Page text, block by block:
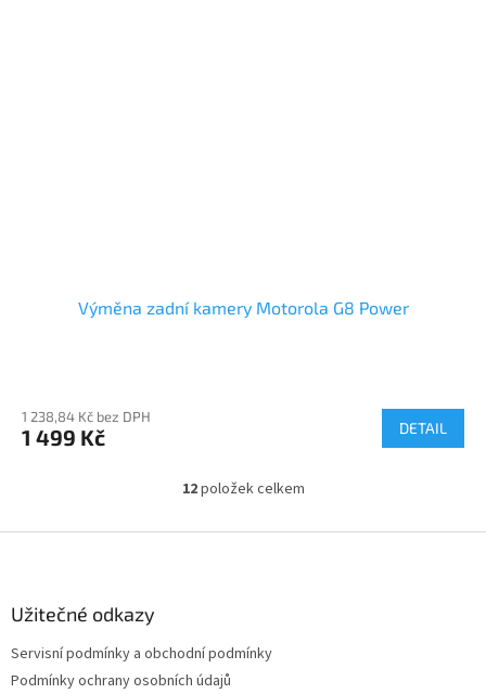
Výměna zadní kamery Motorola G8 Power
1 238,84 Kč bez DPH
1 499 Kč DETAIL
O
l
p
12položek celkem
Užitečné odkazy
Servisní podmínky a obchodní podmínky
Podmínky ochrany osobních údajů